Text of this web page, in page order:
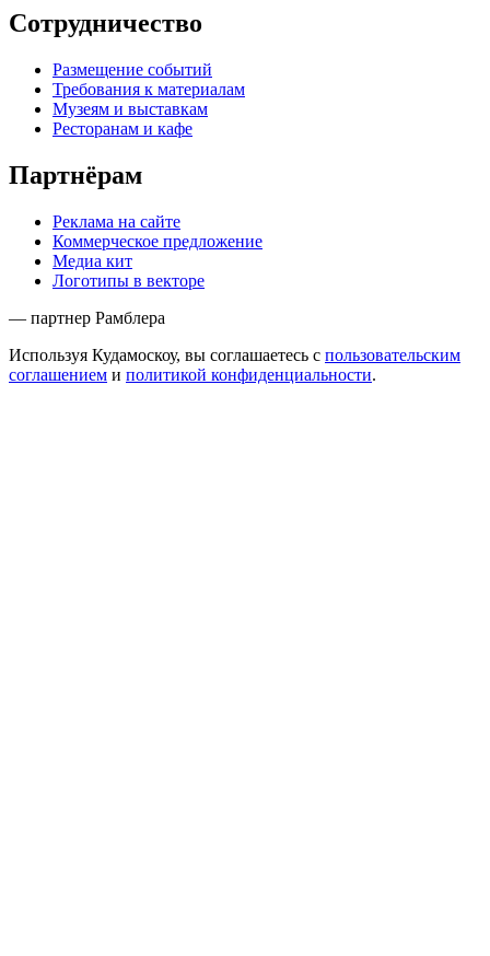
Сотрудничество
Размещение событий
Требования к материалам
Музеям и выставкам
Ресторанам и кафе
Партнёрам
Реклама на сайте
Коммерческое предложение
Медиа кит
Логотипы в векторе
— партнер Рамблера
Используя Кудамоскоу, вы соглашаетесь с пользовательским
соглашением и политикой конфиденциальности.